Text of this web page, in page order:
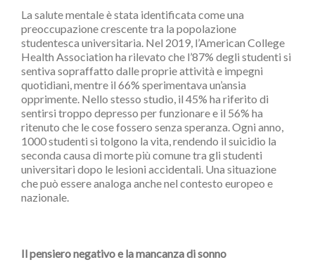
La salute mentale è stata identificata come una
preoccupazione crescente tra la popolazione
studentesca universitaria. Nel 2019, l’American College
Health Association ha rilevato che l’87% degli studenti si
sentiva sopraffatto dalle proprie attività e impegni
quotidiani, mentre il 66% sperimentava un’ansia
opprimente. Nello stesso studio, il 45% ha riferito di
sentirsi troppo depresso per funzionare e il 56% ha
ritenuto che le cose fossero senza speranza. Ogni anno,
1000 studenti si tolgono la vita, rendendo il suicidio la
seconda causa di morte più comune tra gli studenti
universitari dopo le lesioni accidentali. Una situazione
che può essere analoga anche nel contesto europeo e
nazionale.
Il pensiero negativo e la mancanza di sonno